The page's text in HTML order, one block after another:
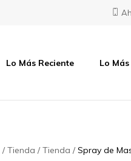
Lo Más Reciente Lo
Tienda Tienda Spray de